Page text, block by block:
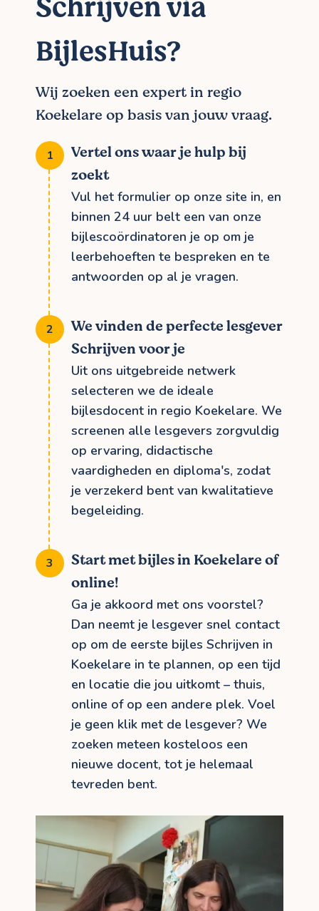
BijlesHuis?
Wij zoeken een expert in regio
Koekelare op basis van jouw vraag.
Vertel ons waar je hulp bij
zoekt
Vul het formulier op onze site in, en
binnen 24 uur belt een van onze
bijlescoördinatoren je op om je
leerbehoeften te bespreken en te
antwoorden op al je vragen.
We vinden de perfecte lesgever
Schrijven voor je
Uit ons uitgebreide netwerk
selecteren we de ideale
bijlesdocent in regio Koekelare. We
screenen alle lesgevers zorgvuldig
op ervaring, didactische
vaardigheden en diploma's, zodat
je verzekerd bent van kwalitatieve
begeleiding.
Start met bijles in Koekelare of
online!
Ga je akkoord met ons voorstel?
Dan neemt je lesgever snel contact
op om de eerste bijles Schrijven in
Koekelare in te plannen, op een tijd
en locatie die jou uitkomt – thuis,
online of op een andere plek. Voel
je geen klik met de lesgever? We
zoeken meteen kosteloos een
nieuwe docent, tot je helemaal
tevreden bent.